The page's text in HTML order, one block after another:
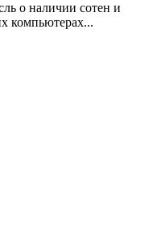
о наличии сотен и
компьютерах...